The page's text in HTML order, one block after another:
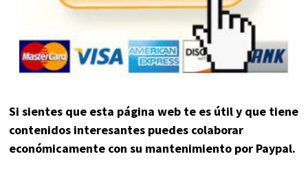
Si sientes que esta página web te es útil y que tiene
contenidos interesantes puedes colaborar
económicamente con su mantenimiento por Paypal.